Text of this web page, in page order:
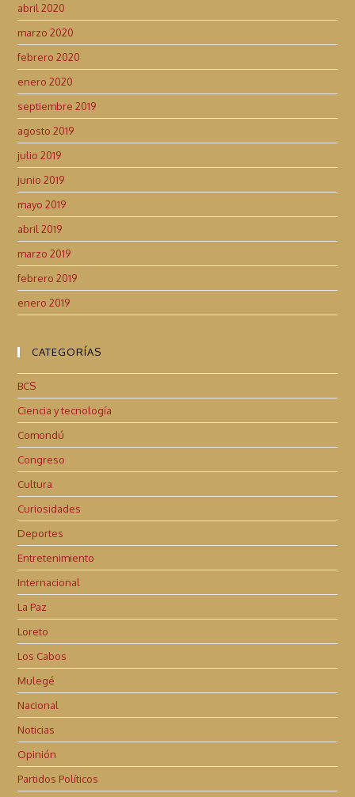
abril 2020
marzo 2020
febrero 2020
enero 2020
septiembre 2019
agosto 2019
julio 2019
junio 2019
mayo 2019
abril 2019
marzo 2019
febrero 2019
enero 2019
CATEGORÍAS
BCS
Ciencia y tecnología
Comondú
Congreso
Cultura
Curiosidades
Deportes
Entretenimiento
Internacional
La Paz
Loreto
Los Cabos
Mulegé
Nacional
Noticias
Opinión
Partidos Políticos